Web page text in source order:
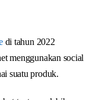
di tahun 2022
menggunakan social
suatu produk.